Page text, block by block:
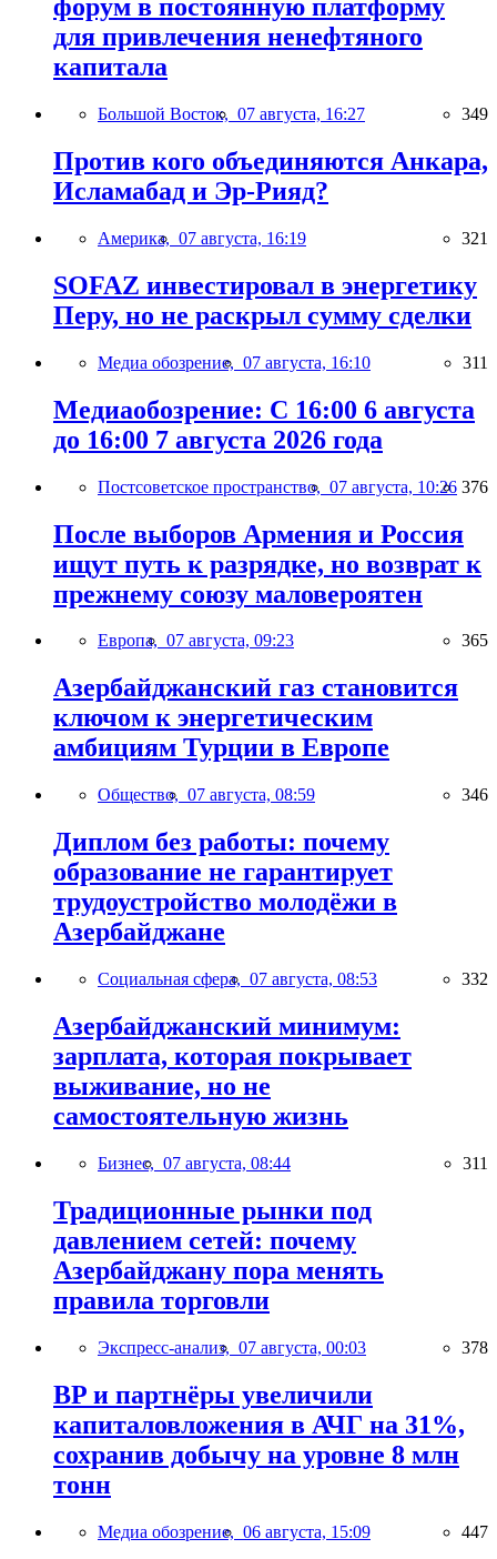
форум в постоянную платформу
для привлечения ненефтяного
капитала
Большой Восток, 07 августа, 16:27 349
Против кого объединяются Анкара,
Исламабад и Эр-Рияд?
Америка, 07 августа, 16:19 321
SOFAZ инвестировал в энергетику
Перу, но не раскрыл сумму сделки
Медиа обозрение, 07 августа, 16:10 311
Медиаобозрение: С 16:00 6 августа
до 16:00 7 августа 2026 года
Постсоветское пространство, 07 августа, 10:26 376
После выборов Армения и Россия
ищут путь к разрядке, но возврат к
прежнему союзу маловероятен
Европа, 07 августа, 09:23 365
Азербайджанский газ становится
ключом к энергетическим
амбициям Турции в Европе
Общество, 07 августа, 08:59 346
Диплом без работы: почему
образование не гарантирует
трудоустройство молодёжи в
Азербайджане
Социальная сфера, 07 августа, 08:53 332
Азербайджанский минимум:
зарплата, которая покрывает
выживание, но не
самостоятельную жизнь
Бизнес, 07 августа, 08:44 311
Традиционные рынки под
давлением сетей: почему
Азербайджану пора менять
правила торговли
Экспресс-анализ, 07 августа, 00:03 378
BP и партнёры увеличили
капиталовложения в АЧГ на 31%,
сохранив добычу на уровне 8 млн
тонн
Медиа обозрение, 06 августа, 15:09 447